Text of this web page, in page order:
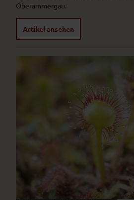
Oberammergau.
Artikel ansehen